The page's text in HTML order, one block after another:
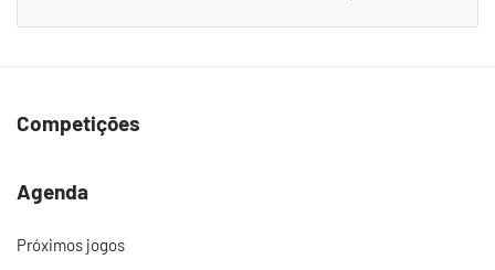
Competições
Agenda
Próximos jogos